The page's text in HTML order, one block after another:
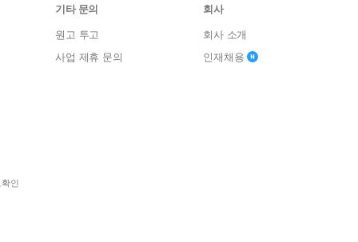
기타 문의
원고 투고
사업 제휴 문의
회사
회사 소개
인재채용
인